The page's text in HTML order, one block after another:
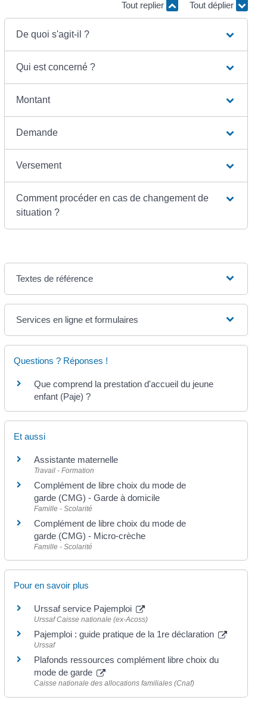
Tout replier Tout déplier
De quoi s'agit-il ?
Qui est concerné ?
Montant
Demande
Versement
Comment procéder en cas de changement de
situation ?
Textes de référence
Services en ligne et formulaires
Questions ? Réponses !
Que comprend la prestation d'accueil du jeune
enfant (Paje) ?
Et aussi
Assistante maternelle
Travail - Formation
Complément de libre choix du mode de
garde (CMG) - Garde à domicile
Famille - Scolarité
Complément de libre choix du mode de
garde (CMG) - Micro-crèche
Famille - Scolarité
Pour en savoir plus
Urssaf service Pajemploi
Urssaf Caisse nationale (ex-Acoss)
Pajemploi : guide pratique de la 1re déclaration
Urssaf
Plafonds ressources complément libre choix du
mode de garde
Caisse nationale des allocations familiales (Cnaf)